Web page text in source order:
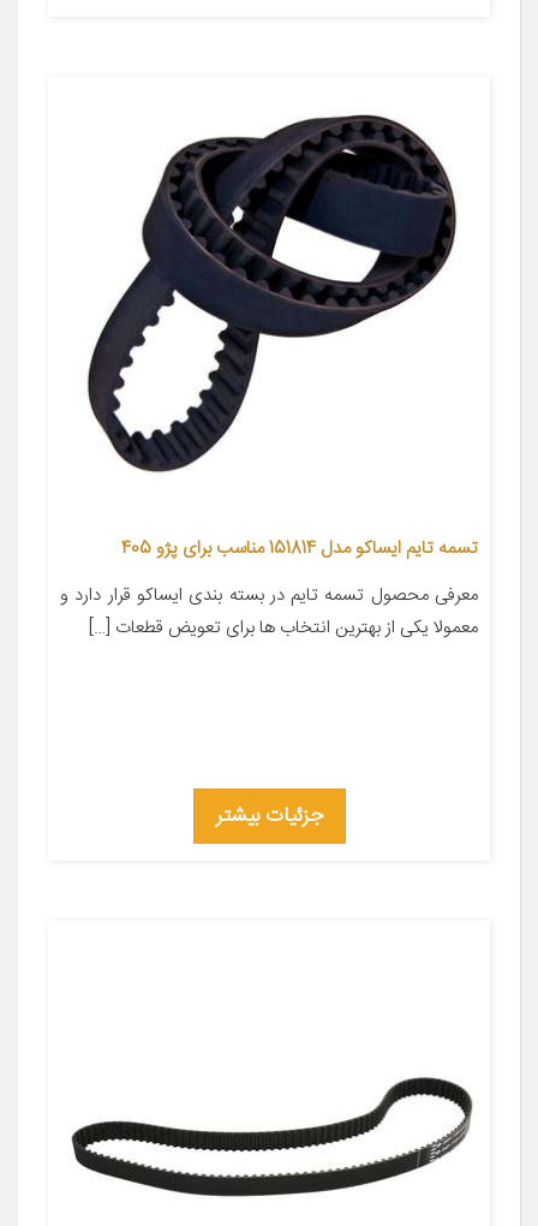
تسمه تایم ایساکو مدل 151814 مناسب برای پژو 405
معرفی محصول تسمه تایم در بسته بندی ایساکو قرار دارد و
معمولا یکی از بهترین انتخاب ها برای تعویض قطعات […]
جزئیات بیشتر